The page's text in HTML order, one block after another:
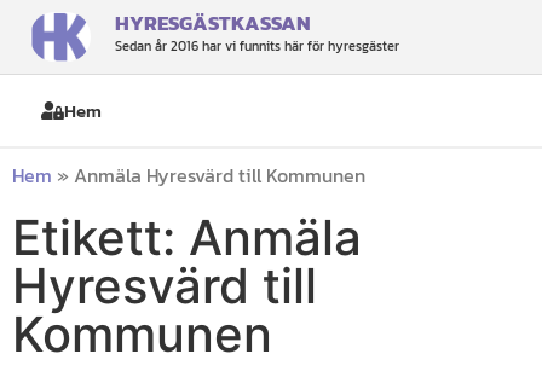
HYRESGÄSTKASSAN
Sedan år 2016 har vi funnits här för hyresgäster
Hem
Hem » Anmäla Hyresvärd till Kommunen
Etikett: Anmäla
Hyresvärd till
Kommunen